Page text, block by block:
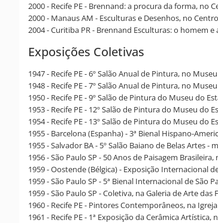
2000 - Recife PE - Brennand: a procura da forma, no
2000 - Manaus AM - Esculturas e Desenhos, no
2004 - Curitiba PR - Brennand Esculturas: o homem
Exposições Coletivas
1947 - Recife PE - 6º Salão Anual de Pintura, no
1948 - Recife PE - 7º Salão Anual de Pintura, no
1950 - Recife PE - 9º Salão de Pintura do Museu do
1953 - Recife PE - 12º Salão de Pintura do Museu do
1954 - Recife PE - 13º Salão de Pintura do Museu do
1955 - Barcelona (Espanha) - 3ª Bienal Hispano-
1955 - Salvador BA - 5º Salão Baiano de Belas Artes -
1956 - São Paulo SP - 50 Anos de Paisagem Brasileira,
1959 - Oostende (Bélgica) - Exposição Internacional
1959 - São Paulo SP - 5ª Bienal Internacional de São
1959 - São Paulo SP - Coletiva, na Galeria de Arte
1960 - Recife PE - Pintores Contemporâneos, na
1961 - Recife PE - 1ª Exposição da Cerâmica